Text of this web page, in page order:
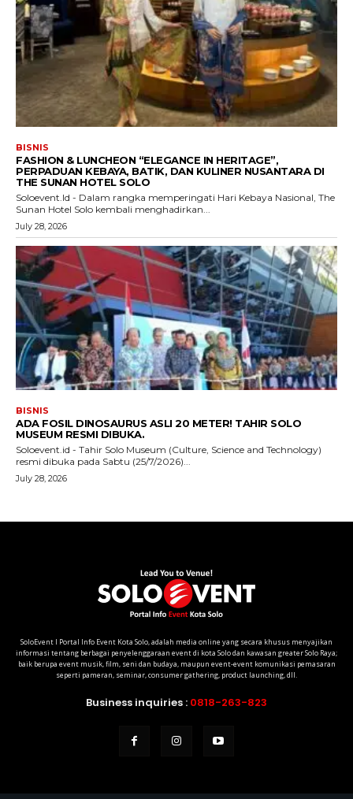
SoloEvent I Portal Info Event Kota Solo, adalah media online yang secara khusus menyajikan
informasi tentang berbagai penyelenggaraan event di kota Solo dan kawasan greater Solo Raya;
baik berupa event musik, film, seni dan budaya, maupun event-event komunikasi pemasaran
seperti pameran, seminar, consumer gathering, product launching, dll.
Business inquiries : 0818-263-823